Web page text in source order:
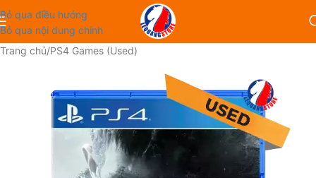
Bỏ qua điều hướng
Bỏ qua nội dung chính
Trang chủ/PS4 Games (Used)